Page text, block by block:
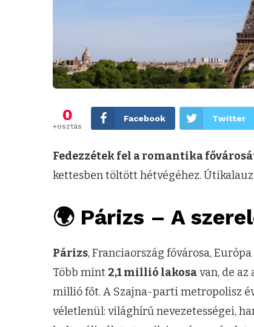
0
+osztás
Facebook Twitter
Fedezzétek fel a romantika
kettesben töltött hétvégéhez.
🌍 Párizs – A
Párizs, Franciaország fővárosa,
Több mint 2,1 millió lakosavan, de
millió főt. A Szajna-parti metropolisz
véletlenül: világhírű nevezetességei,